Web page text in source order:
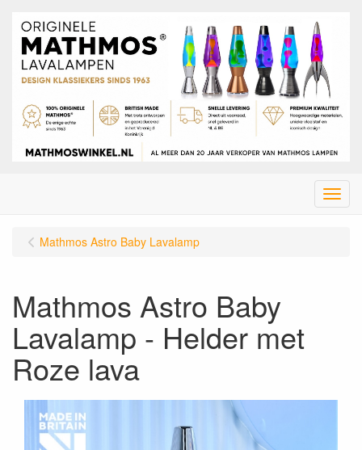
Menu
Mathmos Astro Baby Lavalamp
Mathmos Astro Baby
Lavalamp - Helder met
Roze lava